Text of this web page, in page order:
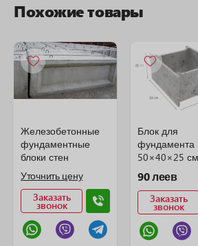
Похожие товары
Железобетонные
фундаментные
блоки стен
подвалов
Уточнить цену
Заказать
звонок
Блок для
фундамента
50×40×25 см
90 леев
Заказать
звонок